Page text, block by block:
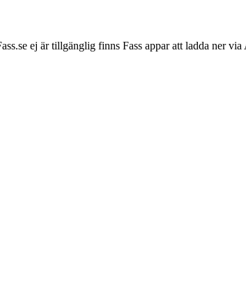
ej är tillgänglig finns Fass appar att ladda ner